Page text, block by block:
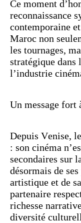
Ce moment
reconnaissance
contemporaine
Maroc non
les tournages,
stratégique dans
l’industrie
Un message fort
Depuis Venise,
: son cinéma
secondaires sur
désormais de
artistique et de
partenaire
richesse
diversité